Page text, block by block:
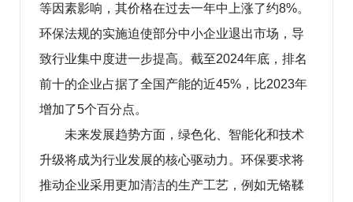
等因素影响，其价格在过去一年中上涨了约8%。
环保法规的实施迫使部分中小企业退出市场，导
致行业集中度进一步提高。截至2024年底，排名
前十的企业占据了全国产能的近45%，比2023年
增加了5个百分点。
未来发展趋势方面，绿色化、智能化和技术
升级将成为行业发展的核心驱动力。环保要求将
推动企业采用更加清洁的生产工艺，例如无铬鞣